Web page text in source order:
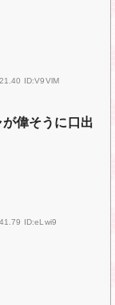
ID:V9VlM
偉そうに口出
ID:eLwi9